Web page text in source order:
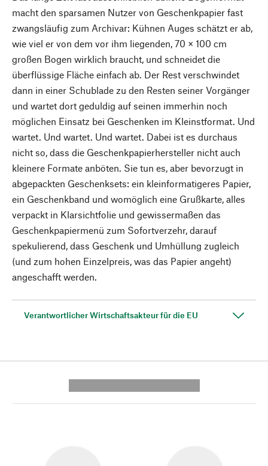
macht den sparsamen Nutzer von Geschenkpapier fast
zwangsläufig zum Archivar: Kühnen Auges schätzt er ab,
wie viel er von dem vor ihm liegenden, 70 × 100 cm
großen Bogen wirklich braucht, und schneidet die
überflüssige Fläche einfach ab. Der Rest verschwindet
dann in einer Schublade zu den Resten seiner Vorgänger
und wartet dort geduldig auf seinen immerhin noch
möglichen Einsatz bei Geschenken im Kleinstformat. Und
wartet. Und wartet. Und wartet. Dabei ist es durchaus
nicht so, dass die Geschenkpapierhersteller nicht auch
kleinere Formate anböten. Sie tun es, aber bevorzugt in
abgepackten Geschenksets: ein kleinformatigeres Papier,
ein Geschenkband und womöglich eine Grußkarte, alles
verpackt in Klarsichtfolie und gewissermaßen das
Geschenkpapiermenü zum Sofortverzehr, darauf
spekulierend, dass Geschenk und Umhüllung zugleich
(und zum hohen Einzelpreis, was das Papier angeht)
angeschafft werden.
Verantwortlicher Wirtschaftsakteur für die EU